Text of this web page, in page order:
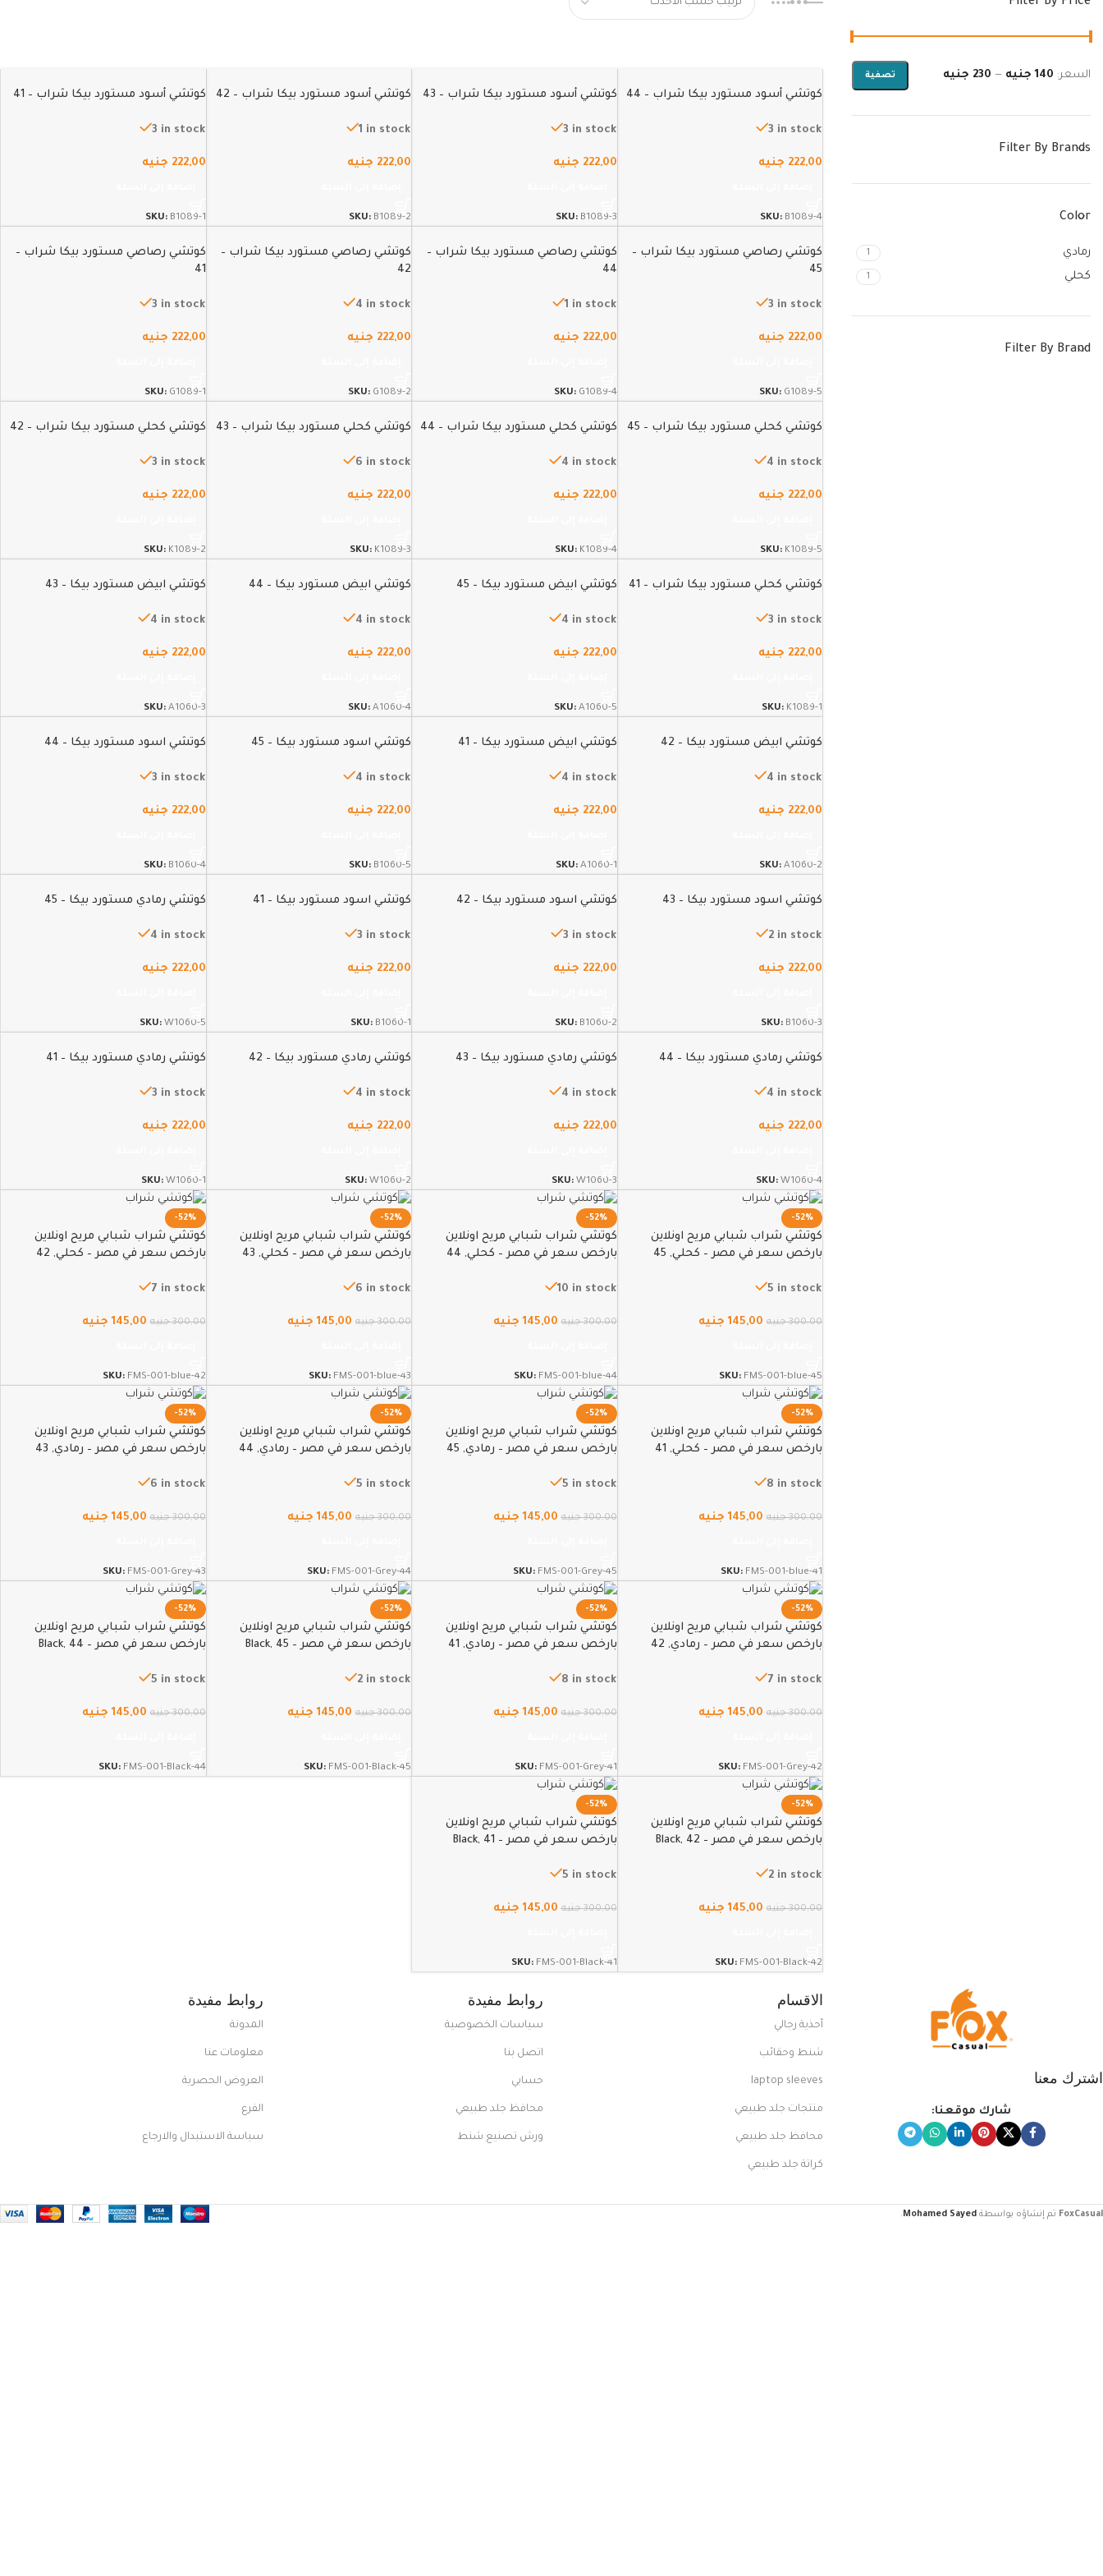
تصفية السعر: 140 جنيه — 230 جنيه
Filter By Brands
Color
رمادي 1
كحلي 1
Filter By Brand
كوتشي أسود مستورد بيكا شراب – 44
3 in stock
222,00 جنيه
SKU: B1089-4
كوتشي أسود مستورد بيكا شراب – 43
3 in stock
222,00 جنيه
SKU: B1089-3
كوتشي أسود مستورد بيكا شراب – 42
1 in stock
222,00 جنيه
SKU: B1089-2
كوتشي أسود مستورد بيكا شراب – 41
3 in stock
222,00 جنيه
SKU: B1089-1
كوتشي رصاصي مستورد بيكا شراب –
45
3 in stock
222,00 جنيه
SKU: G1089-5
كوتشي رصاصي مستورد بيكا شراب –
44
1 in stock
222,00 جنيه
SKU: G1089-4
كوتشي رصاصي مستورد بيكا شراب –
42
4 in stock
222,00 جنيه
SKU: G1089-2
كوتشي رصاصي مستورد بيكا شراب –
41
3 in stock
222,00 جنيه
SKU: G1089-1
كوتشي كحلي مستورد بيكا شراب – 45
4 in stock
222,00 جنيه
SKU: K1089-5
كوتشي كحلي مستورد بيكا شراب – 44
4 in stock
222,00 جنيه
SKU: K1089-4
كوتشي كحلي مستورد بيكا شراب – 43
6 in stock
222,00 جنيه
SKU: K1089-3
كوتشي كحلي مستورد بيكا شراب – 42
3 in stock
222,00 جنيه
SKU: K1089-2
كوتشي كحلي مستورد بيكا شراب – 41
3 in stock
222,00 جنيه
SKU: K1089-1
كوتشي ابيض مستورد بيكا – 45
4 in stock
222,00 جنيه
SKU: A1060-5
كوتشي ابيض مستورد بيكا – 44
4 in stock
222,00 جنيه
SKU: A1060-4
كوتشي ابيض مستورد بيكا – 43
4 in stock
222,00 جنيه
SKU: A1060-3
كوتشي ابيض مستورد بيكا – 42
4 in stock
222,00 جنيه
SKU: A1060-2
كوتشي ابيض مستورد بيكا – 41
4 in stock
222,00 جنيه
SKU: A1060-1
كوتشي اسود مستورد بيكا – 45
4 in stock
222,00 جنيه
SKU: B1060-5
كوتشي اسود مستورد بيكا – 44
3 in stock
222,00 جنيه
SKU: B1060-4
كوتشي اسود مستورد بيكا – 43
2 in stock
222,00 جنيه
SKU: B1060-3
كوتشي اسود مستورد بيكا – 42
3 in stock
222,00 جنيه
SKU: B1060-2
كوتشي اسود مستورد بيكا – 41
3 in stock
222,00 جنيه
SKU: B1060-1
كوتشي رمادي مستورد بيكا – 45
4 in stock
222,00 جنيه
SKU: W1060-5
كوتشي رمادي مستورد بيكا – 44
4 in stock
222,00 جنيه
SKU: W1060-4
كوتشي رمادي مستورد بيكا – 43
4 in stock
222,00 جنيه
SKU: W1060-3
كوتشي رمادي مستورد بيكا – 42
4 in stock
222,00 جنيه
SKU: W1060-2
كوتشي رمادي مستورد بيكا – 41
3 in stock
222,00 جنيه
SKU: W1060-1
-52%
كوتشي شراب شبابي مريح اونلاين
بارخص سعر في مصر – كحلي, 45
5 in stock
300,00 جنيه 145,00 جنيه
SKU: FMS-001-blue-45
-52%
كوتشي شراب شبابي مريح اونلاين
بارخص سعر في مصر – كحلي, 44
10 in stock
300,00 جنيه 145,00 جنيه
SKU: FMS-001-blue-44
-52%
كوتشي شراب شبابي مريح اونلاين
بارخص سعر في مصر – كحلي, 43
6 in stock
300,00 جنيه 145,00 جنيه
SKU: FMS-001-blue-43
-52%
كوتشي شراب شبابي مريح اونلاين
بارخص سعر في مصر – كحلي, 42
7 in stock
300,00 جنيه 145,00 جنيه
SKU: FMS-001-blue-42
-52%
كوتشي شراب شبابي مريح اونلاين
بارخص سعر في مصر – كحلي, 41
8 in stock
300,00 جنيه 145,00 جنيه
SKU: FMS-001-blue-41
-52%
كوتشي شراب شبابي مريح اونلاين
بارخص سعر في مصر – رمادي, 45
5 in stock
300,00 جنيه 145,00 جنيه
SKU: FMS-001-Grey-45
-52%
كوتشي شراب شبابي مريح اونلاين
بارخص سعر في مصر – رمادي, 44
5 in stock
300,00 جنيه 145,00 جنيه
SKU: FMS-001-Grey-44
-52%
كوتشي شراب شبابي مريح اونلاين
بارخص سعر في مصر – رمادي, 43
6 in stock
300,00 جنيه 145,00 جنيه
SKU: FMS-001-Grey-43
-52%
كوتشي شراب شبابي مريح اونلاين
بارخص سعر في مصر – رمادي, 42
7 in stock
300,00 جنيه 145,00 جنيه
SKU: FMS-001-Grey-42
-52%
كوتشي شراب شبابي مريح اونلاين
بارخص سعر في مصر – رمادي, 41
8 in stock
300,00 جنيه 145,00 جنيه
SKU: FMS-001-Grey-41
-52%
كوتشي شراب شبابي مريح اونلاين
بارخص سعر في مصر – Black, 45
2 in stock
300,00 جنيه 145,00 جنيه
SKU: FMS-001-Black-45
-52%
كوتشي شراب شبابي مريح اونلاين
بارخص سعر في مصر – Black, 44
5 in stock
300,00 جنيه 145,00 جنيه
SKU: FMS-001-Black-44
-52%
كوتشي شراب شبابي مريح اونلاين
بارخص سعر في مصر – Black, 42
2 in stock
300,00 جنيه 145,00 جنيه
SKU: FMS-001-Black-42
-52%
كوتشي شراب شبابي مريح اونلاين
بارخص سعر في مصر – Black, 41
5 in stock
300,00 جنيه 145,00 جنيه
SKU: FMS-001-Black-41
اشترك معنا
شارك موقعنا:
الاقسام
أحذية رجالي
شنط وحقائب
laptop sleeves
منتجات جلد طبيعي
محافظ جلد طبيعي
كراتة جلد طبيعي
روابط مفيدة
سياسات الخصوصية
اتصل بنا
حسابي
محافظ جلد طبيعي
ورش تصنيع شنط
روابط مفيدة
المدونة
معلومات عنا
العروض الحصرية
الفرع
سياسة الاستبدال والارجاع
FoxCasual تم إنشاؤه بواسطة Mohamed Sayed
.